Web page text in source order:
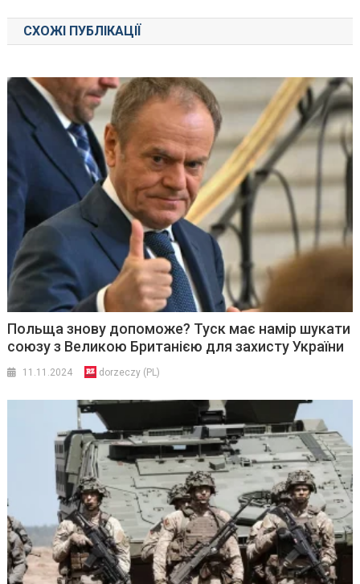
СХОЖІ ПУБЛІКАЦІЇ
Польща знову допоможе? Туск має намір шукати
союзу з Великою Британією для захисту України
11.11.2024 dorzeczy (PL)